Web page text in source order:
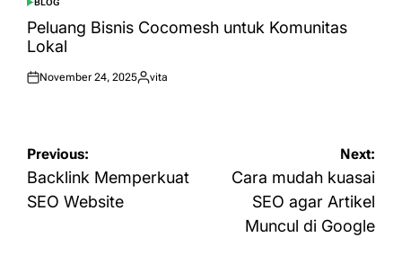
POSTED
IN
BLOG
Peluang Bisnis Cocomesh untuk Komunitas
Lokal
Posted
November 24, 2025
Posted
vita
Navigasi
pos
Previous:
Backlink Memperkuat
SEO Website
Next:
Cara mudah kuasai
SEO agar Artikel
Muncul di Google